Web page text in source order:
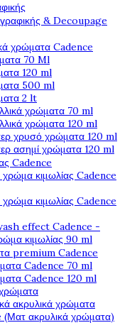
& Decoupage
χρώματα Cadence
70 Ml
120 ml
500 ml
2 lt
χρώματα 70 ml
χρώματα 120 ml
χρυσό χρώματα 120 ml
ασημί χρώματα 120 ml
Cadence
κιμωλίας Cadence
κιμωλίας Cadence
effect Cadence -
κιμωλίας 90 ml
premium Cadence
Cadence 70 ml
Cadence 120 ml
ακρυλικά χρώματα
ακρυλικά χρώματα)